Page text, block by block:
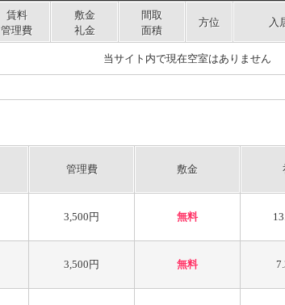
賃料
管理費
敷金
礼金
間取
面積
方位 入
当サイト内で現在空室はありません
管理費 敷金
3,500円 無料
3,500円 無料